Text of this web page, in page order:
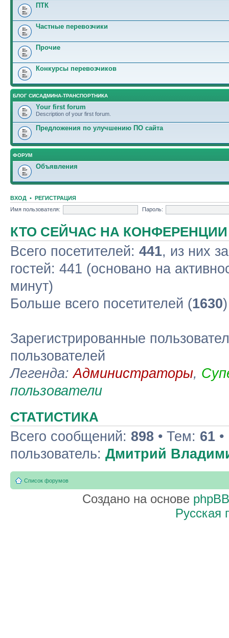
ПТК
Частные перевозчики
Прочие
Конкурсы перевозчиков
БЛОГ СИСАДМИНА-ТРАНСПОРТНИКА
Your first forum
Description of your first forum.
Предложения по улучшению ПО сайта
ФОРУМ
Объявления
ВХОД • РЕГИСТРАЦИЯ
Имя пользователя:
Пароль:
КТО СЕЙЧАС НА КОНФЕРЕНЦИИ
Всего посетителей: 441, из них
гостей: 441 (основано на
минут)
Больше всего посетителей (1630
Зарегистрированные
пользователей
Легенда:Администраторы,
пользователи
СТАТИСТИКА
Всего сообщений: 898 • Тем: 61
пользователь: Дмитрий
Список форумов
Создано на основе phpBB
Русская